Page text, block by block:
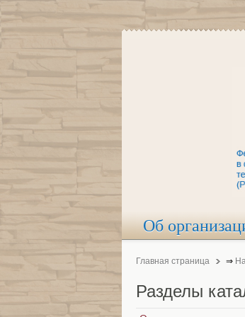
Об
Главная страница ⇒
Разделы